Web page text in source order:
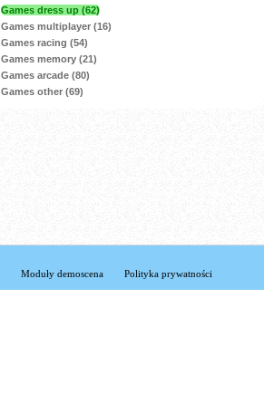
Games dress up (62)
Games multiplayer (16)
Games racing (54)
Games memory (21)
Games arcade (80)
Games other (69)
Moduły demoscena Polityka prywatności